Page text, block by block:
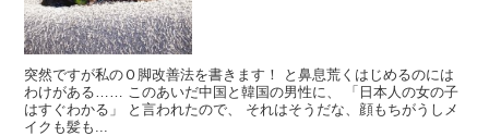
突然ですが私のＯ脚改善法を書きます！ と鼻息荒くはじめるのには
わけがある…… このあいだ中国と韓国の男性に、 「日本人の女の子
はすぐわかる」 と言われたので、 それはそうだな、顔もちがうしメ
イクも髪も...